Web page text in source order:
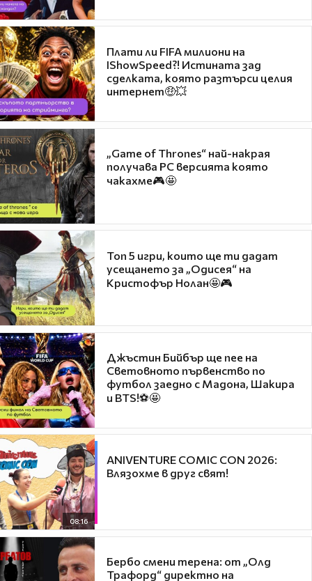
Плати ли FIFA милиони на
IShowSpeed?! Истината зад
сделката, която разтърси целия
интернет🤑💥
„Game of Thrones“ най-накрая
получава PC версията която
чакахме🎮🤩
Топ 5 игри, които ще ти дадат
усещането за „Одисея“ на
Кристофър Нолан🤩🎮
Джъстин Бийбър ще пее на
Световното първенство по
футбол заедно с Мадона, Шакира
и BTS!⚽🤩
08:16
ANIVENTURE COMIC CON 2026:
Влязохме в друг свят!
Бербо смени терена: от „Олд
Трафорд“ директно на